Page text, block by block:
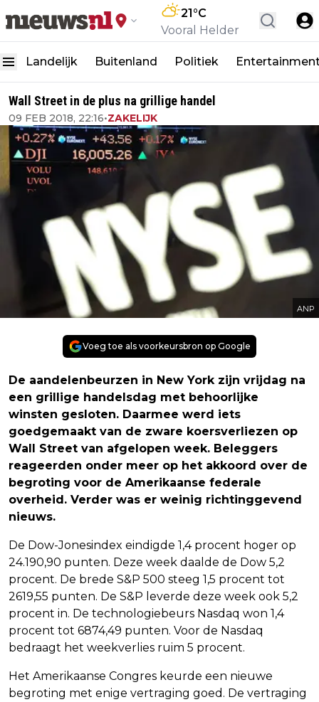
21°C
Vooral Helder
Landelijk Buitenland Politiek
Wall Street in de plus na grillige handel
09 FEB 2018, 22:16•ZAKELIJK
ANP
Voeg toe als voorkeursbron op Google
De aandelenbeurzen in New York zijn vrijdag na
een grillige handelsdag met behoorlijke
winsten gesloten. Daarmee werd iets
goedgemaakt van de zware koersverliezen op
Wall Street van afgelopen week. Beleggers
reageerden onder meer op het akkoord over de
begroting voor de Amerikaanse federale
overheid. Verder was er weinig richtinggevend
nieuws.
De Dow-Jonesindex eindigde 1,4 procent hoger op
24.190,90 punten. Deze week daalde de Dow 5,2
procent. De brede S&P 500 steeg 1,5 procent tot
2619,55 punten. De S&P leverde deze week ook 5,2
procent in. De technologiebeurs Nasdaq won 1,4
procent tot 6874,49 punten. Voor de Nasdaq
bedraagt het weekverlies ruim 5 procent.
Het Amerikaanse Congres keurde een nieuwe
begroting met enige vertraging goed. De vertraging